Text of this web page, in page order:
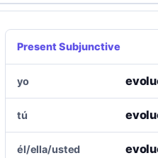
Present Subjunctive
yo
tú
él/ella/usted